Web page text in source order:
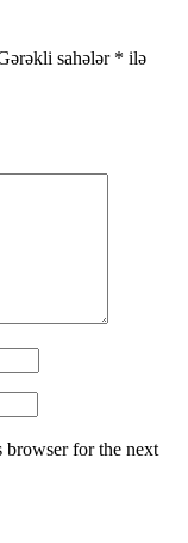
sahələr * ilə
browser for the next